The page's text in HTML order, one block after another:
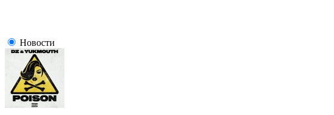
Новости